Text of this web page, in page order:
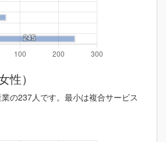
性）
の237人です。最小は複合サービス